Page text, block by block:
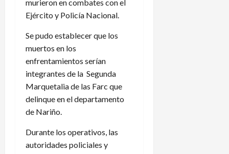
murieron en combates con el
Ejército y Policía Nacional.
Se pudo establecer que los
muertos en los
enfrentamientos serían
integrantes de la Segunda
Marquetalia de las Farc que
delinque en el departamento
de Nariño.
Durante los operativos, las
autoridades policiales y